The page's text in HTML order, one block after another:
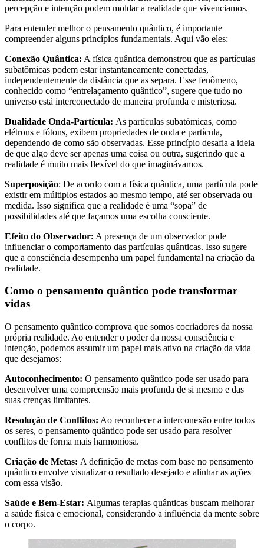
percepção e intenção podem moldar a realidade que vivenciamos.
Para entender melhor o pensamento quântico, é importante
compreender alguns princípios fundamentais. Aqui vão eles:
Conexão Quântica: A física quântica demonstrou que as partículas
subatômicas podem estar instantaneamente conectadas,
independentemente da distância que as separa. Esse fenômeno,
conhecido como “entrelaçamento quântico”, sugere que tudo no
universo está interconectado de maneira profunda e misteriosa.
Dualidade Onda-Partícula: As partículas subatômicas, como
elétrons e fótons, exibem propriedades de onda e partícula,
dependendo de como são observadas. Esse princípio desafia a ideia
de que algo deve ser apenas uma coisa ou outra, sugerindo que a
realidade é muito mais flexível do que imaginávamos.
Superposição: De acordo com a física quântica, uma partícula pode
existir em múltiplos estados ao mesmo tempo, até ser observada ou
medida. Isso significa que a realidade é uma “sopa” de
possibilidades até que façamos uma escolha consciente.
Efeito do Observador: A presença de um observador pode
influenciar o comportamento das partículas quânticas. Isso sugere
que a consciência desempenha um papel fundamental na criação da
realidade.
Como o pensamento quântico pode transformar
vidas
O pensamento quântico comprova que somos cocriadores da nossa
própria realidade. Ao entender o poder da nossa consciência e
intenção, podemos assumir um papel mais ativo na criação da vida
que desejamos:
Autoconhecimento: O pensamento quântico pode ser usado para
desenvolver uma compreensão mais profunda de si mesmo e das
suas crenças limitantes.
Resolução de Conflitos: Ao reconhecer a interconexão entre todos
os seres, o pensamento quântico pode ser usado para resolver
conflitos de forma mais harmoniosa.
Criação de Metas: A definição de metas com base no pensamento
quântico envolve visualizar o resultado desejado e alinhar as ações
com essa visão.
Saúde e Bem-Estar: Algumas terapias quânticas buscam melhorar
a saúde física e emocional, considerando a influência da mente sobre
o corpo.